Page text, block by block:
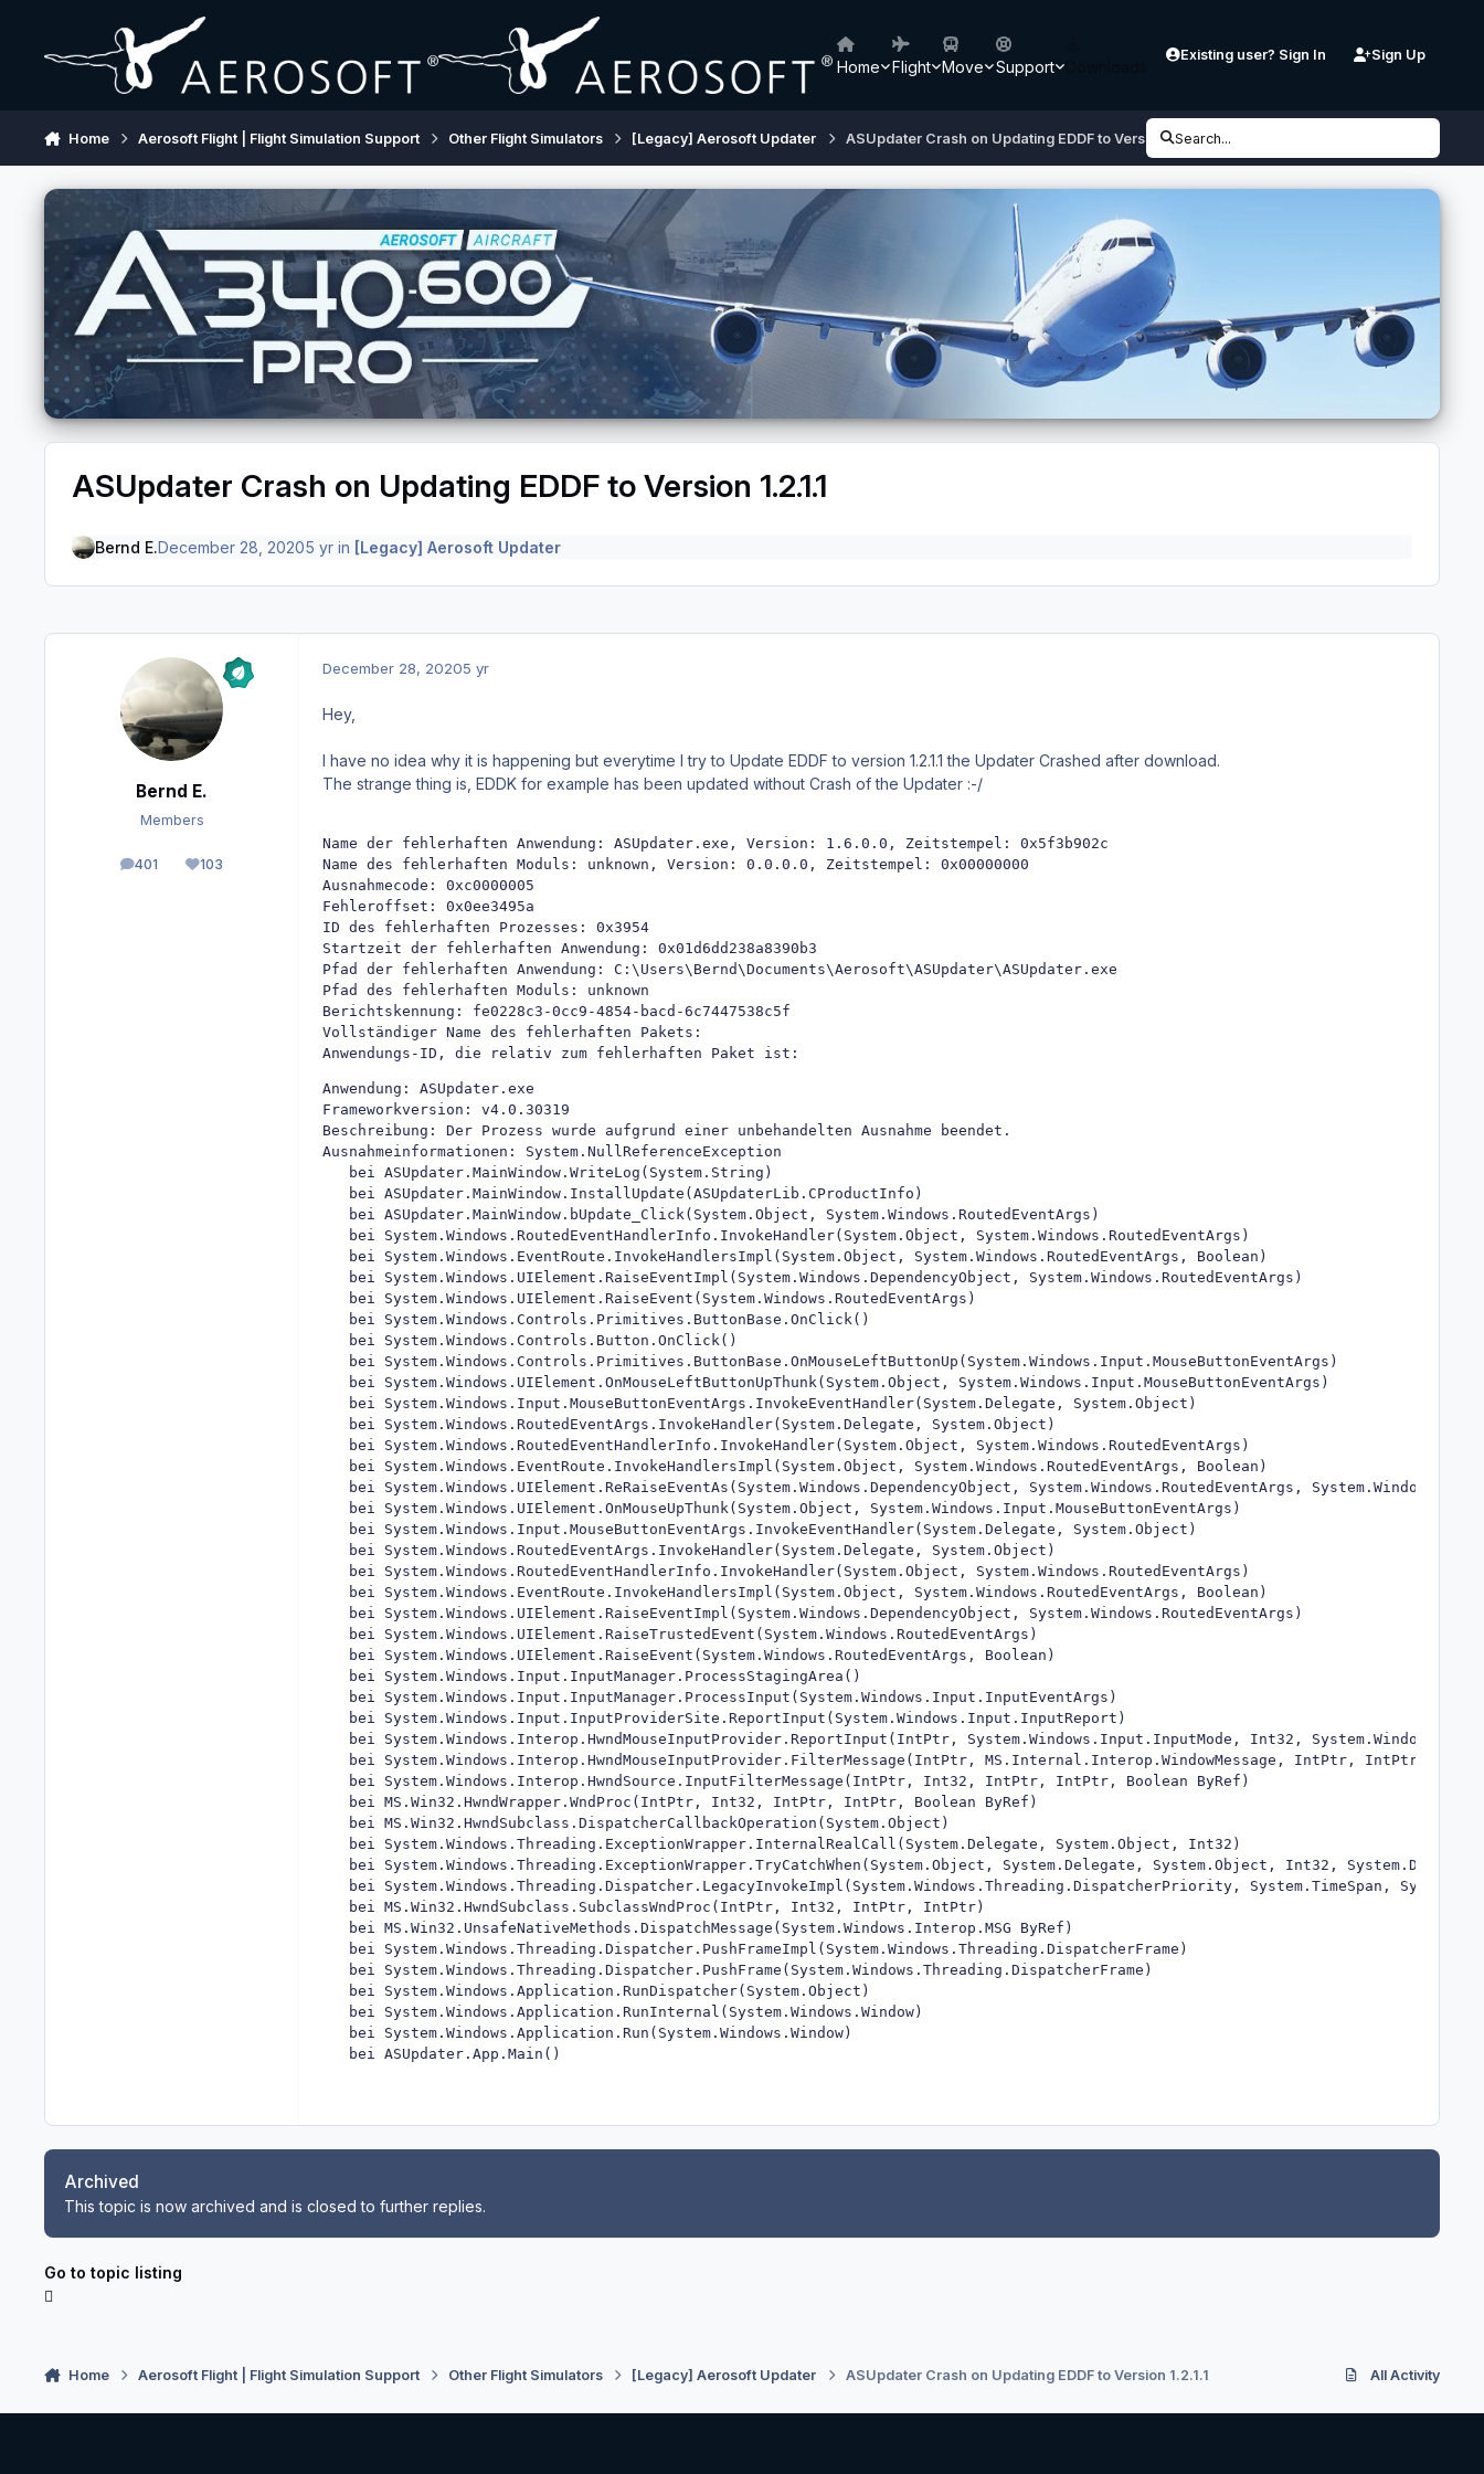
Home Flight Move Support
Existing user? Sign In Sign Up
Home Aerosoft Flight | Flight Simulation Support Other Flight Simulators [Legacy] Aerosoft Updater ASUpdater Crash on Updating EDDF to Version 1.2.1.1
Search...
ASUpdater Crash on Updating EDDF to Version 1.2.1.1
Bernd E.December 28, 20205 yrin [Legacy] Aerosoft Updater
Bernd E.
Members
401
posts 103
Reputation
December 28, 20205 yr
Hey,
I have no idea why it is happening but everytime I try to Update EDDF to version 1.2.1.1 the Updater Crashed after download.
The strange thing is, EDDK for example has been updated without Crash of the Updater :-/
Name der fehlerhaften Anwendung: ASUpdater.exe, Version: 1.6.0.0, Zeitstempel: 0x5f3b902c
Name des fehlerhaften Moduls: unknown, Version: 0.0.0.0, Zeitstempel: 0x00000000
Ausnahmecode: 0xc0000005
Fehleroffset: 0x0ee3495a
ID des fehlerhaften Prozesses: 0x3954
Startzeit der fehlerhaften Anwendung: 0x01d6dd238a8390b3
Pfad der fehlerhaften Anwendung: C:\Users\Bernd\Documents\Aerosoft\ASUpdater\ASUpdater.exe
Pfad des fehlerhaften Moduls: unknown
Berichtskennung: fe0228c3-0cc9-4854-bacd-6c7447538c5f
Vollständiger Name des fehlerhaften Pakets:
Anwendungs-ID, die relativ zum fehlerhaften Paket ist:
Anwendung: ASUpdater.exe
Frameworkversion: v4.0.30319
Beschreibung: Der Prozess wurde aufgrund einer unbehandelten Ausnahme beendet.
Ausnahmeinformationen: System.NullReferenceException
   bei ASUpdater.MainWindow.WriteLog(System.String)
   bei ASUpdater.MainWindow.InstallUpdate(ASUpdaterLib.CProductInfo)
   bei ASUpdater.MainWindow.bUpdate_Click(System.Object, System.Windows.RoutedEventArgs)
   bei System.Windows.RoutedEventHandlerInfo.InvokeHandler(System.Object, System.Windows.RoutedEventArgs)
   bei System.Windows.EventRoute.InvokeHandlersImpl(System.Object, System.Windows.RoutedEventArgs, Boolean)
   bei System.Windows.UIElement.RaiseEventImpl(System.Windows.DependencyObject, System.Windows.RoutedEventArgs)
   bei System.Windows.UIElement.RaiseEvent(System.Windows.RoutedEventArgs)
   bei System.Windows.Controls.Primitives.ButtonBase.OnClick()
   bei System.Windows.Controls.Button.OnClick()
   bei System.Windows.Controls.Primitives.ButtonBase.OnMouseLeftButtonUp(System.Windows.Input.MouseButtonEventArgs)
   bei System.Windows.UIElement.OnMouseLeftButtonUpThunk(System.Object, System.Windows.Input.MouseButtonEventArgs)
   bei System.Windows.Input.MouseButtonEventArgs.InvokeEventHandler(System.Delegate, System.Object)
   bei System.Windows.RoutedEventArgs.InvokeHandler(System.Delegate, System.Object)
   bei System.Windows.RoutedEventHandlerInfo.InvokeHandler(System.Object, System.Windows.RoutedEventArgs)
   bei System.Windows.EventRoute.InvokeHandlersImpl(System.Object, System.Windows.RoutedEventArgs, Boolean)
bei System.Windows.UIElement.ReRaiseEventAs(System.Windows.DependencyObject, System.Windows.RoutedEventArgs,
   bei System.Windows.UIElement.OnMouseUpThunk(System.Object, System.Windows.Input.MouseButtonEventArgs)
   bei System.Windows.Input.MouseButtonEventArgs.InvokeEventHandler(System.Delegate, System.Object)
   bei System.Windows.RoutedEventArgs.InvokeHandler(System.Delegate, System.Object)
   bei System.Windows.RoutedEventHandlerInfo.InvokeHandler(System.Object, System.Windows.RoutedEventArgs)
   bei System.Windows.EventRoute.InvokeHandlersImpl(System.Object, System.Windows.RoutedEventArgs, Boolean)
   bei System.Windows.UIElement.RaiseEventImpl(System.Windows.DependencyObject, System.Windows.RoutedEventArgs)
   bei System.Windows.UIElement.RaiseTrustedEvent(System.Windows.RoutedEventArgs)
   bei System.Windows.UIElement.RaiseEvent(System.Windows.RoutedEventArgs, Boolean)
   bei System.Windows.Input.InputManager.ProcessStagingArea()
   bei System.Windows.Input.InputManager.ProcessInput(System.Windows.Input.InputEventArgs)
   bei System.Windows.Input.InputProviderSite.ReportInput(System.Windows.Input.InputReport)
bei System.Windows.Interop.HwndMouseInputProvider.ReportInput(IntPtr, System.Windows.Input.InputMode, Int32,
bei System.Windows.Interop.HwndMouseInputProvider.FilterMessage(IntPtr, MS.Internal.Interop.WindowMessage, IntPtr, IntPtr,
   bei System.Windows.Interop.HwndSource.InputFilterMessage(IntPtr, Int32, IntPtr, IntPtr, Boolean ByRef)
   bei MS.Win32.HwndWrapper.WndProc(IntPtr, Int32, IntPtr, IntPtr, Boolean ByRef)
   bei MS.Win32.HwndSubclass.DispatcherCallbackOperation(System.Object)
   bei System.Windows.Threading.ExceptionWrapper.InternalRealCall(System.Delegate, System.Object, Int32)
bei System.Windows.Threading.ExceptionWrapper.TryCatchWhen(System.Object, System.Delegate, System.Object, Int32,
bei System.Windows.Threading.Dispatcher.LegacyInvokeImpl(System.Windows.Threading.DispatcherPriority, System.TimeSpan,
   bei MS.Win32.HwndSubclass.SubclassWndProc(IntPtr, Int32, IntPtr, IntPtr)
   bei MS.Win32.UnsafeNativeMethods.DispatchMessage(System.Windows.Interop.MSG ByRef)
   bei System.Windows.Threading.Dispatcher.PushFrameImpl(System.Windows.Threading.DispatcherFrame)
   bei System.Windows.Threading.Dispatcher.PushFrame(System.Windows.Threading.DispatcherFrame)
   bei System.Windows.Application.RunDispatcher(System.Object)
   bei System.Windows.Application.RunInternal(System.Windows.Window)
   bei System.Windows.Application.Run(System.Windows.Window)
Archived
This topic is now archived and is closed to further replies.
Go to topic listing
Home Aerosoft Flight | Flight Simulation Support Other Flight Simulators [Legacy] Aerosoft Updater ASUpdater Crash on Updating EDDF to Version 1.2.1.1 All Activity